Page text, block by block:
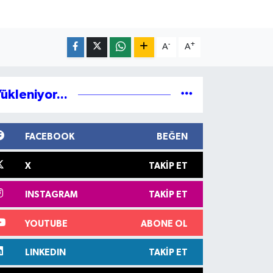
A- A+
FACEBOOK BEĞEN
X TAKIP ET
INSTAGRAM TAKIP ET
YOUTUBE ABONE OL
LINKEDIN TAKIP ET